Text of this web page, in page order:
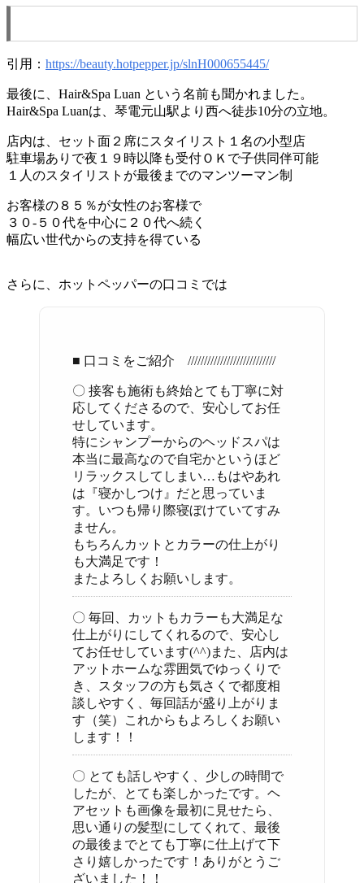
引用： https://beauty.hotpepper.jp/slnH000655445/
最後に、Hair&Spa Luan という名前も聞かれました。
Hair&Spa Luanは、琴電元山駅より西へ徒歩10分の立地。
店内は、セット面２席にスタイリスト１名の小型店
駐車場ありで夜１９時以降も受付ＯＫで子供同伴可能
１人のスタイリストが最後までのマンツーマン制
お客様の８５％が女性のお客様で
３０-５０代を中心に２０代へ続く
幅広い世代からの支持を得ている
さらに、ホットペッパーの口コミでは
■ 口コミをご紹介 ///////////////////////////
〇 接客も施術も終始とても丁寧に対
応してくださるので、安心してお任
せしています。
特にシャンプーからのヘッドスパは
本当に最高なので自宅かというほど
リラックスしてしまい…もはやあれ
は『寝かしつけ』だと思っていま
す。いつも帰り際寝ぼけていてすみ
ません。
もちろんカットとカラーの仕上がり
も大満足です！
またよろしくお願いします。
〇 毎回、カットもカラーも大満足な
仕上がりにしてくれるので、安心し
てお任せしています(^^)また、店内は
アットホームな雰囲気でゆっくりで
き、スタッフの方も気さくで都度相
談しやすく、毎回話が盛り上がりま
す（笑）これからもよろしくお願い
します！！
〇 とても話しやすく、少しの時間で
したが、とても楽しかったです。ヘ
アセットも画像を最初に見せたら、
思い通りの髪型にしてくれて、最後
の最後までとても丁寧に仕上げて下
さり嬉しかったです！ありがとうご
ざいました！！